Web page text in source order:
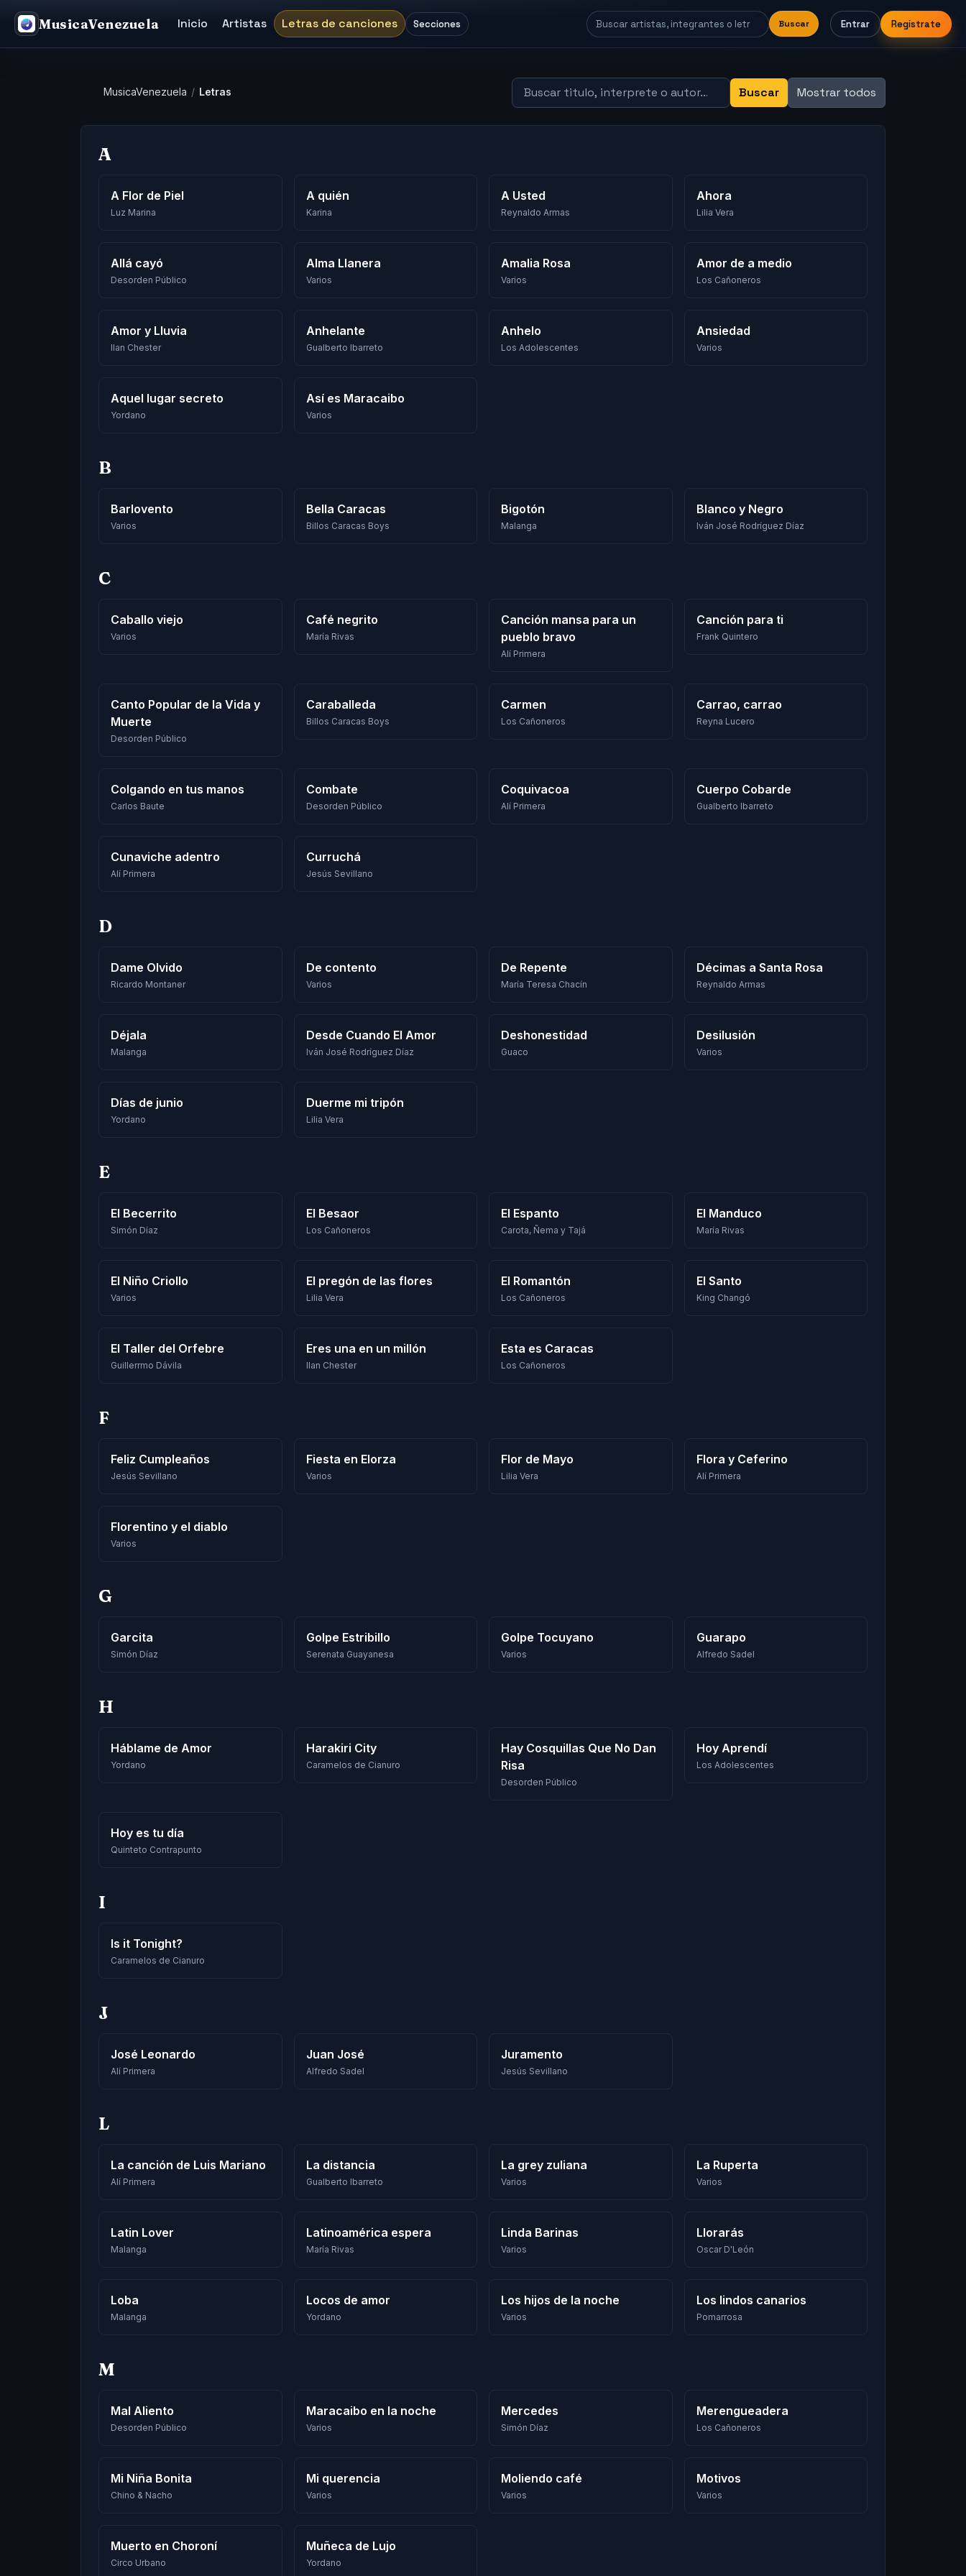
MusicaVenezuela Inicio Artistas Letras de canciones Secciones Buscar Entrar Regístrate
MusicaVenezuela / Letras Buscar Mostrar todos
A
A Flor de Piel
Luz Marina
A quién
Karina
A Usted
Reynaldo Armas
Ahora
Lilia Vera
Allá cayó
Desorden Público
Alma Llanera
Varios
Amalia Rosa
Varios
Amor de a medio
Los Cañoneros
Amor y Lluvia
Ilan Chester
Anhelante
Gualberto Ibarreto
Anhelo
Los Adolescentes
Ansiedad
Varios
Aquel lugar secreto
Yordano
Así es Maracaibo
Varios
B
Barlovento
Varios
Bella Caracas
Billos Caracas Boys
Bigotón
Malanga
Blanco y Negro
Iván José Rodríguez Díaz
C
Caballo viejo
Varios
Café negrito
María Rivas
Canción mansa para un
pueblo bravo
Alí Primera
Canción para ti
Frank Quintero
Canto Popular de la Vida y
Muerte
Desorden Público
Caraballeda
Billos Caracas Boys
Carmen
Los Cañoneros
Carrao, carrao
Reyna Lucero
Colgando en tus manos
Carlos Baute
Combate
Desorden Público
Coquivacoa
Alí Primera
Cuerpo Cobarde
Gualberto Ibarreto
Cunaviche adentro
Alí Primera
Curruchá
Jesús Sevillano
D
Dame Olvido
Ricardo Montaner
De contento
Varios
De Repente
María Teresa Chacín
Décimas a Santa Rosa
Reynaldo Armas
Déjala
Malanga
Desde Cuando El Amor
Iván José Rodríguez Díaz
Deshonestidad
Guaco
Desilusión
Varios
Días de junio
Yordano
Duerme mi tripón
Lilia Vera
E
El Becerrito
Simón Díaz
El Besaor
Los Cañoneros
El Espanto
Carota, Ñema y Tajá
El Manduco
María Rivas
El Niño Criollo
Varios
El pregón de las flores
Lilia Vera
El Romantón
Los Cañoneros
El Santo
King Changó
El Taller del Orfebre
Guillerrmo Dávila
Eres una en un millón
Ilan Chester
Esta es Caracas
Los Cañoneros
F
Feliz Cumpleaños
Jesús Sevillano
Fiesta en Elorza
Varios
Flor de Mayo
Lilia Vera
Flora y Ceferino
Alí Primera
Florentino y el diablo
Varios
G
Garcita
Simón Díaz
Golpe Estribillo
Serenata Guayanesa
Golpe Tocuyano
Varios
Guarapo
Alfredo Sadel
H
Háblame de Amor
Yordano
Harakiri City
Caramelos de Cianuro
Hay Cosquillas Que No Dan
Risa
Desorden Público
Hoy Aprendí
Los Adolescentes
Hoy es tu día
Quinteto Contrapunto
I
Is it Tonight?
Caramelos de Cianuro
J
José Leonardo
Alí Primera
Juan José
Alfredo Sadel
Juramento
Jesús Sevillano
L
La canción de Luis Mariano
Alí Primera
La distancia
Gualberto Ibarreto
La grey zuliana
Varios
La Ruperta
Varios
Latin Lover
Malanga
Latinoamérica espera
María Rivas
Linda Barinas
Varios
Llorarás
Oscar D'León
Loba
Malanga
Locos de amor
Yordano
Los hijos de la noche
Varios
Los lindos canarios
Pomarrosa
M
Mal Aliento
Desorden Público
Maracaibo en la noche
Varios
Mercedes
Simón Díaz
Merengueadera
Los Cañoneros
Mi Niña Bonita
Chino & Nacho
Mi querencia
Varios
Moliendo café
Varios
Motivos
Varios
Muerto en Choroní
Circo Urbano
Muñeca de Lujo
Yordano